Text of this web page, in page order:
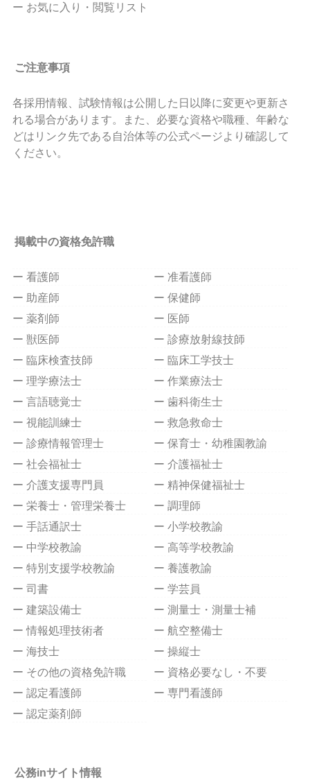
ー お気に入り・閲覧リスト
ご注意事項
各採用情報、試験情報は公開した日以降に変更や更新さ
れる場合があります。また、必要な資格や職種、年齢な
どはリンク先である自治体等の公式ページより確認して
ください。
掲載中の資格免許職
ー 看護師
ー 准看護師
ー 助産師
ー 保健師
ー 薬剤師
ー 医師
ー 獣医師
ー 診療放射線技師
ー 臨床検査技師
ー 臨床工学技士
ー 理学療法士
ー 作業療法士
ー 言語聴覚士
ー 歯科衛生士
ー 視能訓練士
ー 救急救命士
ー 診療情報管理士
ー 保育士・幼稚園教諭
ー 社会福祉士
ー 介護福祉士
ー 介護支援専門員
ー 精神保健福祉士
ー 栄養士・管理栄養士
ー 調理師
ー 手話通訳士
ー 小学校教諭
ー 中学校教諭
ー 高等学校教諭
ー 特別支援学校教諭
ー 養護教諭
ー 司書
ー 学芸員
ー 建築設備士
ー 測量士・測量士補
ー 情報処理技術者
ー 航空整備士
ー 海技士
ー 操縦士
ー その他の資格免許職
ー 資格必要なし・不要
ー 認定看護師
ー 専門看護師
ー 認定薬剤師
公務inサイト情報